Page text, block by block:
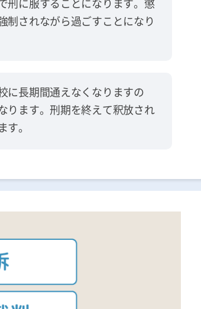
刑に服することになります。懲
制されながら過ごすことになり
に長期間通えなくなりますの
ります。刑期を終えて釈放され
す。